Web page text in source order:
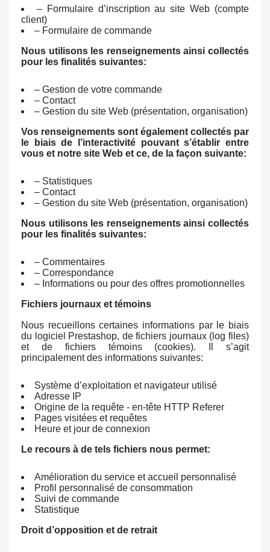
– Formulaire d’inscription au site Web (compte
client)
– Formulaire de commande
Nous utilisons les renseignements ainsi collectés
pour les finalités suivantes:
– Gestion de votre commande
– Contact
– Gestion du site Web (présentation, organisation)
Vos renseignements sont également collectés par
le biais de l’interactivité pouvant s’établir entre
vous et notre site Web et ce, de la façon suivante:
– Statistiques
– Contact
– Gestion du site Web (présentation, organisation)
Nous utilisons les renseignements ainsi collectés
pour les finalités suivantes:
– Commentaires
– Correspondance
– Informations ou pour des offres promotionnelles
Fichiers journaux et témoins
Nous recueillons certaines informations par le biais
du logiciel Prestashop, de fichiers journaux (log files)
et de fichiers témoins (cookies). Il s’agit
principalement des informations suivantes:
Système d’exploitation et navigateur utilisé
Adresse IP
Origine de la requête - en-tête HTTP Referer
Pages visitées et requêtes
Heure et jour de connexion
Le recours à de tels fichiers nous permet:
Amélioration du service et accueil personnalisé
Profil personnalisé de consommation
Suivi de commande
Statistique
Droit d’opposition et de retrait